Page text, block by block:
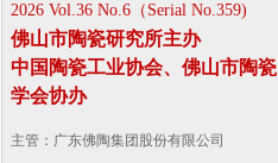
2026 Vol.36 No.6（Serial No.359)
佛山市陶瓷研究所主办
中国陶瓷工业协会、佛山市陶瓷
学会协办
主管：广东佛陶集团股份有限公司